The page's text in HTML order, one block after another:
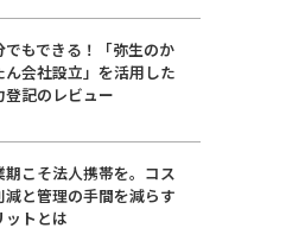
でもできる！「弥生のか
ん会社設立」を活用した
登記のレビュー
期こそ法人携帯を。コス
減と管理の手間を減らす
ットとは